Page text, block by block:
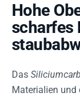
Hohe
scharfes
Das
Materialien und